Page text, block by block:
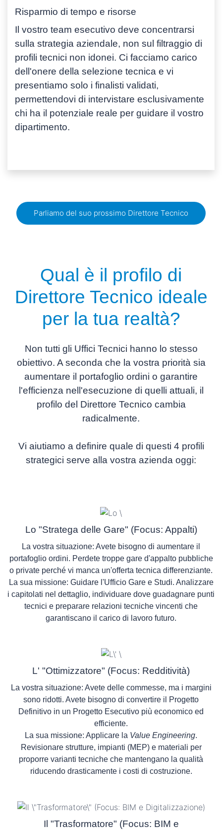
Risparmio di tempo e risorse
Il vostro team esecutivo deve concentrarsi
sulla strategia aziendale, non sul filtraggio di
profili tecnici non idonei. Ci facciamo carico
dell'onere della selezione tecnica e vi
presentiamo solo i finalisti validati,
permettendovi di intervistare esclusivamente
chi ha il potenziale reale per guidare il vostro
dipartimento.
Parliamo del suo prossimo Direttore Tecnico
Qual è il profilo di
Direttore Tecnico ideale
per la tua realtà?
Non tutti gli Uffici Tecnici hanno lo stesso
obiettivo. A seconda che la vostra priorità sia
aumentare il portafoglio ordini o garantire
l'efficienza nell'esecuzione di quelli attuali, il
profilo del Direttore Tecnico cambia
radicalmente.
Vi aiutiamo a definire quale di questi 4 profili
strategici serve alla vostra azienda oggi:
Lo "Stratega delle Gare" (Focus: Appalti)
La vostra situazione: Avete bisogno di aumentare il
portafoglio ordini. Perdete troppe gare d'appalto pubbliche
o private perché vi manca un'offerta tecnica differenziante.
La sua missione: Guidare l'Ufficio Gare e Studi. Analizzare
i capitolati nel dettaglio, individuare dove guadagnare punti
tecnici e preparare relazioni tecniche vincenti che
garantiscano il carico di lavoro futuro.
L' "Ottimizzatore" (Focus: Redditività)
La vostra situazione: Avete delle commesse, ma i margini
sono ridotti. Avete bisogno di convertire il Progetto
Definitivo in un Progetto Esecutivo più economico ed
efficiente.
La sua missione: Applicare la Value Engineering.
Revisionare strutture, impianti (MEP) e materiali per
proporre varianti tecniche che mantengano la qualità
riducendo drasticamente i costi di costruzione.
Il "Trasformatore" (Focus: BIM e